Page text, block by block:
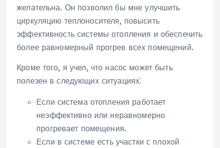
желательна. Он позволил бы мне улучшить
циркуляцию теплоносителя, повысить
эффективность системы отопления и обеспечить
более равномерный прогрев всех помещений.
Кроме того, я учел, что насос может быть
полезен в следующих ситуациях⁚
Если система отопления работает
неэффективно или неравномерно
прогревает помещения.
Если в системе есть участки с плохой